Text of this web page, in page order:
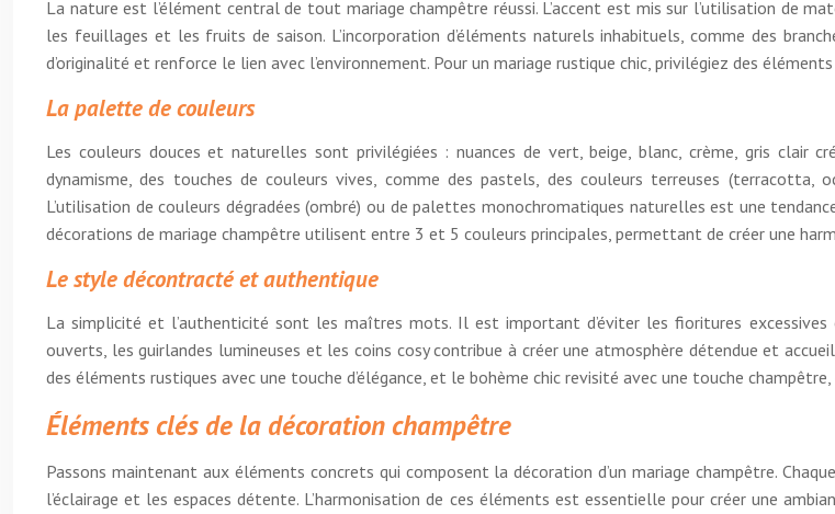
La nature est l’élément central de tout mariage champêtre réussi. L’accent est mis sur l’utilisation de
les feuillages et les fruits de saison. L’incorporation d’éléments naturels inhabituels, comme des
d’originalité et renforce le lien avec l’environnement. Pour un mariage rustique chic, privilégiez des
La palette de couleurs
Les couleurs douces et naturelles sont privilégiées : nuances de vert, beige, blanc, crème, gris clair
dynamisme, des touches de couleurs vives, comme des pastels, des couleurs terreuses (terracotta,
L’utilisation de couleurs dégradées (ombré) ou de palettes monochromatiques naturelles est une
décorations de mariage champêtre utilisent entre 3 et 5 couleurs principales, permettant de créer une
Le style décontracté et authentique
La simplicité et l’authenticité sont les maîtres mots. Il est important d’éviter les fioritures excessives
ouverts, les guirlandes lumineuses et les coins cosy contribue à créer une atmosphère détendue et
des éléments rustiques avec une touche d’élégance, et le bohème chic revisité avec une touche
Éléments clés de la décoration champêtre
Passons maintenant aux éléments concrets qui composent la décoration d’un mariage champêtre.
l’éclairage et les espaces détente. L’harmonisation de ces éléments est essentielle pour créer une